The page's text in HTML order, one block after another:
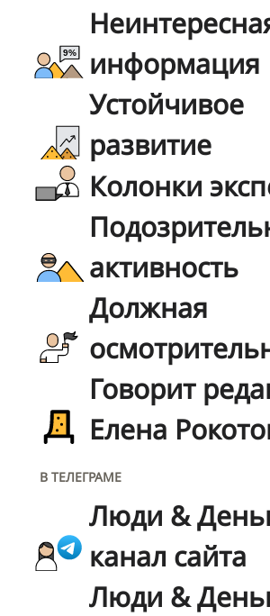
информация
Устойчивое
развитие
Колонки
активность
Должная
Говорит
Елена
В ТЕЛЕГРАМЕ
Люди &
канал сайта
Люди &